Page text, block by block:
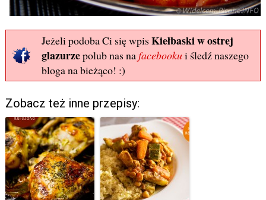
Jeżeli podoba Ci się wpisKiełbaski w ostrej
glazurzepolub nas nafacebookui śledź naszego
bloga na bieżąco! :)
Zobacz też inne przepisy: